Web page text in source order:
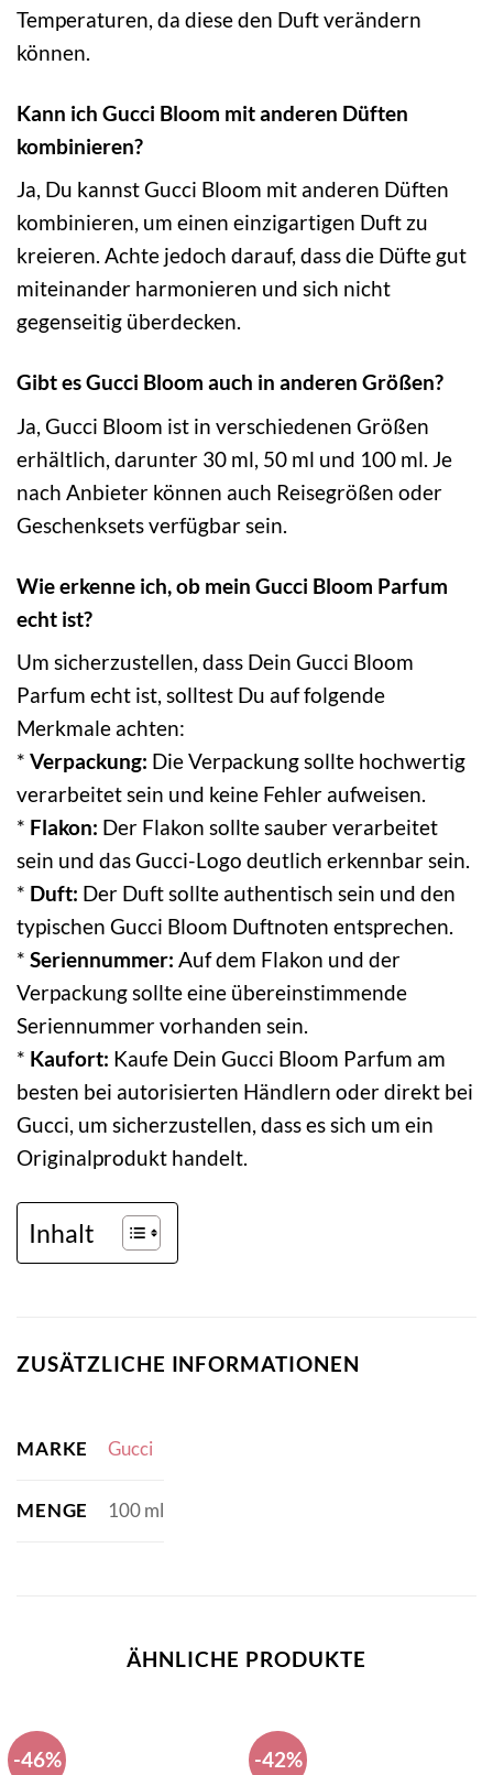
Temperaturen, da diese den Duft verändern
können.
Kann ich Gucci Bloom mit anderen Düften
kombinieren?
Ja, Du kannst Gucci Bloom mit anderen Düften
kombinieren, um einen einzigartigen Duft zu
kreieren. Achte jedoch darauf, dass die Düfte gut
miteinander harmonieren und sich nicht
gegenseitig überdecken.
Gibt es Gucci Bloom auch in anderen Größen?
Ja, Gucci Bloom ist in verschiedenen Größen
erhältlich, darunter 30 ml, 50 ml und 100 ml. Je
nach Anbieter können auch Reisegrößen oder
Geschenksets verfügbar sein.
Wie erkenne ich, ob mein Gucci Bloom Parfum
echt ist?
Um sicherzustellen, dass Dein Gucci Bloom
Parfum echt ist, solltest Du auf folgende
Merkmale achten:
* Verpackung: Die Verpackung sollte hochwertig
verarbeitet sein und keine Fehler aufweisen.
* Flakon: Der Flakon sollte sauber verarbeitet
sein und das Gucci-Logo deutlich erkennbar sein.
* Duft: Der Duft sollte authentisch sein und den
typischen Gucci Bloom Duftnoten entsprechen.
* Seriennummer: Auf dem Flakon und der
Verpackung sollte eine übereinstimmende
Seriennummer vorhanden sein.
* Kaufort: Kaufe Dein Gucci Bloom Parfum am
besten bei autorisierten Händlern oder direkt bei
Gucci, um sicherzustellen, dass es sich um ein
Originalprodukt handelt.
Inhalt
ZUSÄTZLICHE INFORMATIONEN
MARKE Gucci
MENGE 100 ml
ÄHNLICHE PRODUKTE
-46% -42%